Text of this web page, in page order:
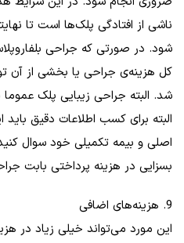
ناشی از افتادگی پلک‌ها است تا
شود. در صورتی که جراحی
کل هزینه‌ی جراحی یا بخشی از آن
شد. البته جراحی زیبایی پلک
البته برای کسب اطلاعات دقیق
اصلی و بیمه تکمیلی خود سوال
بسزایی در هزینه پرداختی بابت
9. هزینه‌های اضافی
این مورد می‌تواند خیلی زیاد در